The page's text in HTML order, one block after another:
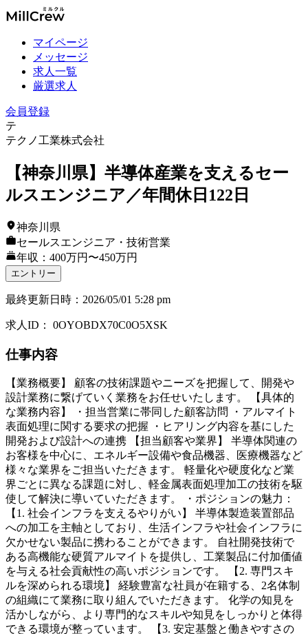
マイページ
メッセージ
求人一覧
厳選求人
会員登録
テ
テクノ工業株式会社
【神奈川県】半導体産業を支えるセー
ルスエンジニア／年間休日122日
神奈川県
セールスエンジニア・技術営業
年収：400万円〜450万円
エントリー
最終更新日時 ： 2026/05/01 5:28 pm
求人ID ： 0OYOBDX70C0O5XSK
仕事内容
【業務概要】 顧客の技術課題やニーズを把握して、開発や
設計業務に繋げていく業務をお任せいたします。 【具体的
な業務内容】 ・担当営業に帯同した顧客訪問 ・アルマイト
表面処理に関する要求の把握 ・ヒアリング内容を基にした
開発および設計への連携 【担当顧客や業界】 半導体関連の
お客様を中心に、エネルギー設備や食品機器、医療機器など
様々な業界をご担当いただきます。 軽量化や硬度化など業
界ごとに異なる課題に対し、軽金属表面処理加工の技術を駆
使して解決に導いていただきます。 ・ポジションの魅力：
【1. 社会インフラを支えるやりがい】 半導体製造装置部品
への加工を主軸としており、生活インフラや社会インフラに
欠かせない製品に携わることができます。 自社開発技術で
ある高機能な硬質アルマイトを提供し、工業製品に付加価値
を与える社会貢献性の高いポジションです。 【2. 専門スキ
ルを深められる環境】 経験豊富な社員が在籍する、2名体制
の組織にて業務に取り組んでいただきます。 化学の知見を
活かしながら、より専門的なスキルや知見をしっかりと体得
できる環境が整っています。 【3. 安定基盤と働きやすさの